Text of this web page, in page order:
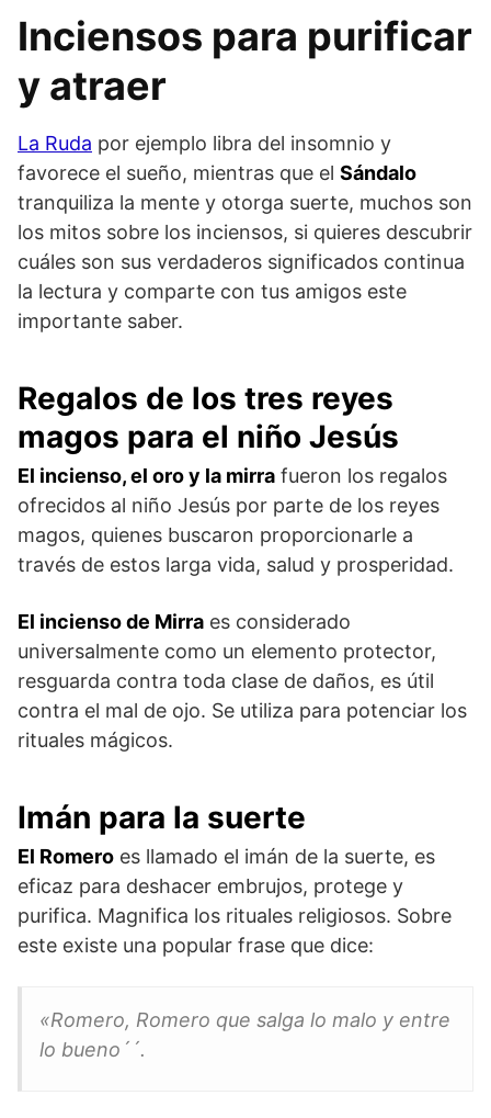
Inciensos para purificar
y atraer
La Ruda por ejemplo libra del insomnio y
favorece el sueño, mientras que el Sándalo
tranquiliza la mente y otorga suerte, muchos son
los mitos sobre los inciensos, si quieres descubrir
cuáles son sus verdaderos significados continua
la lectura y comparte con tus amigos este
importante saber.
Regalos de los tres reyes
magos para el niño Jesús
El incienso, el oro y la mirra fueron los regalos
ofrecidos al niño Jesús por parte de los reyes
magos, quienes buscaron proporcionarle a
través de estos larga vida, salud y prosperidad.
El incienso de Mirra es considerado
universalmente como un elemento protector,
resguarda contra toda clase de daños, es útil
contra el mal de ojo. Se utiliza para potenciar los
rituales mágicos.
Imán para la suerte
El Romero es llamado el imán de la suerte, es
eficaz para deshacer embrujos, protege y
purifica. Magnifica los rituales religiosos. Sobre
este existe una popular frase que dice:
«Romero, Romero que salga lo malo y entre
lo bueno´´.